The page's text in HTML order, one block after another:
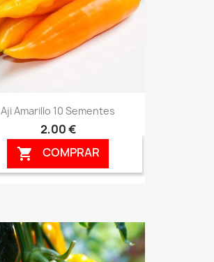
Aji Amarillo 10 Sementes
2,00 €
 COMPRAR